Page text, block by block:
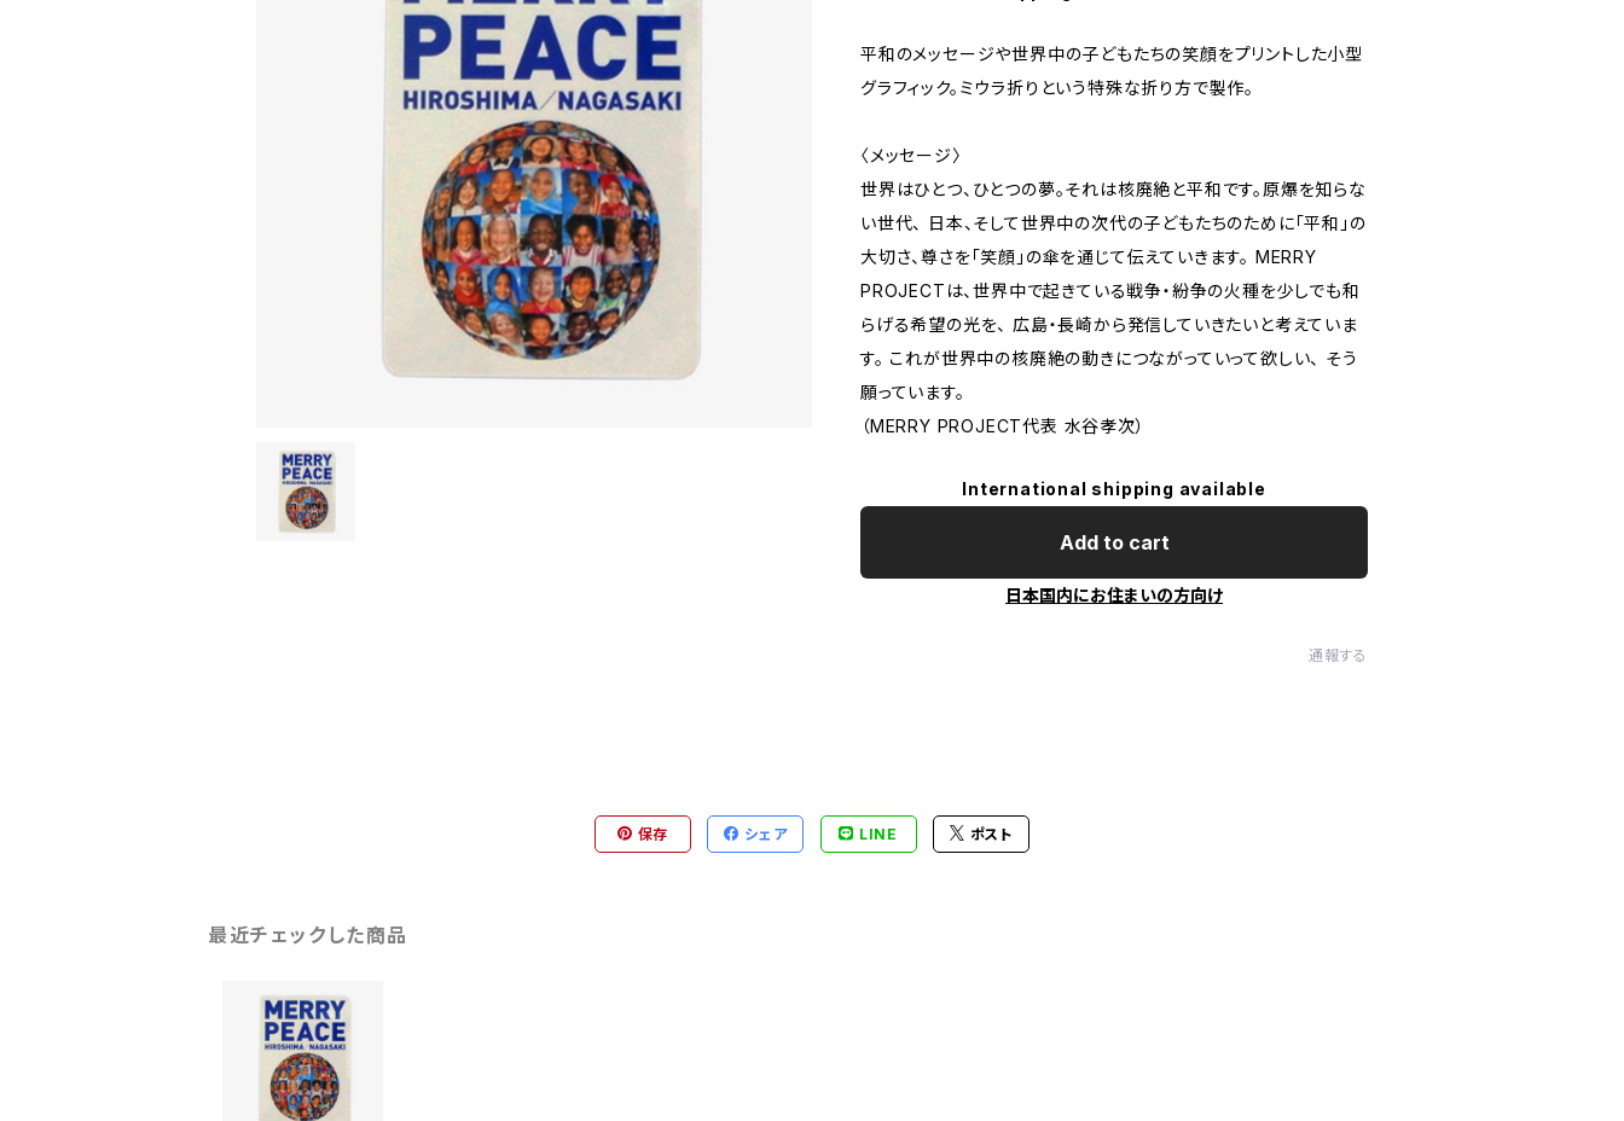
平和のメッセージや世界中の子どもたちの笑顔をプリントした小型
グラフィック。ミウラ折りという特殊な折り方で製作。
〈メッセージ〉
世界はひとつ、ひとつの夢。それは核廃絶と平和です。原爆を知らな
い世代、 日本、そして世界中の次代の子どもたちのために「平和」の
大切さ、尊さを「笑顔」の傘を通じて伝えていきます。 MERRY
PROJECTは、世界中で起きている戦争・紛争の火種を少しでも和
らげる希望の光を、 広島・長崎から発信していきたいと考えていま
す。 これが世界中の核廃絶の動きにつながっていって欲しい、 そう
願っています。
（MERRY PROJECT代表 水谷孝次）
International shipping available
Add to cart
日本国内にお住まいの方向け
通報する
保存 シェア LINE ポスト
最近チェックした商品